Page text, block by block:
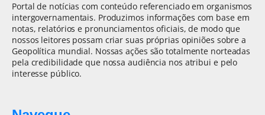
Portal de notícias com conteúdo referenciado em organismos
intergovernamentais. Produzimos informações com base em
notas, relatórios e pronunciamentos oficiais, de modo que
nossos leitores possam criar suas próprias opiniões sobre a
Geopolítica mundial. Nossas ações são totalmente norteadas
pela credibilidade que nossa audiência nos atribui e pelo
interesse público.